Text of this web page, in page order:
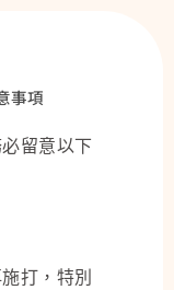
事項
留意以下
打，特別